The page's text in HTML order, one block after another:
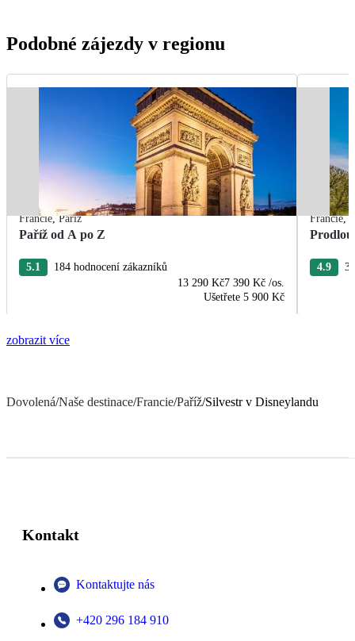
Podobné zájezdy v regionu
Francie,Paříž
Paříž od A po Z
5.1
184 hodnocení zákazníků
13 290 Kč7 390 Kč /os.
Ušetřete 5 900 Kč
Francie,
4.9
zobrazit více
Dovolená/Naše destinace/Francie/Paříž/Silvestr v Disneylandu
Kontakt
Kontaktujte nás
+420 296 184 910